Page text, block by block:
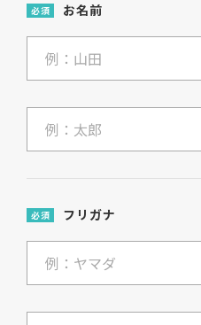
必須 お名前
必須 フリガナ